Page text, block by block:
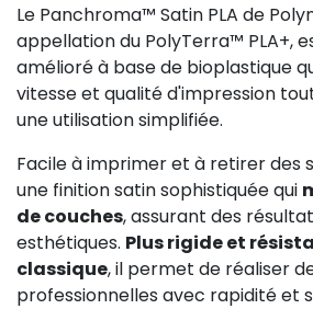
Le Panchroma™ Satin PLA de
appellation du PolyTerra™ PLA+,
amélioré à base de bioplastique
vitesse et qualité d'impression
une utilisation simplifiée.
Facile à imprimer et à retirer des
une finition satin sophistiquée qui
de couches, assurant des
esthétiques. Plus rigide et
classique, il permet de réaliser
professionnelles avec rapidité et